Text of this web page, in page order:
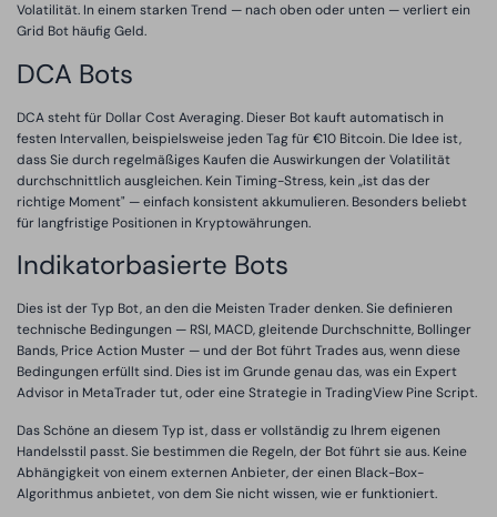
Volatilität. In einem starken Trend — nach oben oder unten — verliert ein
Grid Bot häufig Geld.
DCA Bots
DCA steht für Dollar Cost Averaging. Dieser Bot kauft automatisch in
festen Intervallen, beispielsweise jeden Tag für €10 Bitcoin. Die Idee ist,
dass Sie durch regelmäßiges Kaufen die Auswirkungen der Volatilität
durchschnittlich ausgleichen. Kein Timing-Stress, kein „ist das der
richtige Moment" — einfach konsistent akkumulieren. Besonders beliebt
für langfristige Positionen in Kryptowährungen.
Indikatorbasierte Bots
Dies ist der Typ Bot, an den die Meisten Trader denken. Sie definieren
technische Bedingungen — RSI, MACD, gleitende Durchschnitte, Bollinger
Bands, Price Action Muster — und der Bot führt Trades aus, wenn diese
Bedingungen erfüllt sind. Dies ist im Grunde genau das, was ein Expert
Advisor in MetaTrader tut, oder eine Strategie in TradingView Pine Script.
Das Schöne an diesem Typ ist, dass er vollständig zu Ihrem eigenen
Handelsstil passt. Sie bestimmen die Regeln, der Bot führt sie aus. Keine
Abhängigkeit von einem externen Anbieter, der einen Black-Box-
Algorithmus anbietet, von dem Sie nicht wissen, wie er funktioniert.